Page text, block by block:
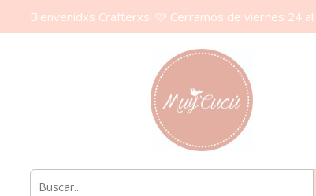
Bienvenidxs Crafterxs! 🩷 Cerramos de viernes 24